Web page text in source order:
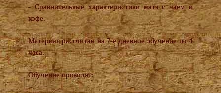
- Сравнительные характеристики матэ с чаем и
кофе.
Материал рассчитан на 7-е дневное обучение по 4
часа.
Обучение проводят: